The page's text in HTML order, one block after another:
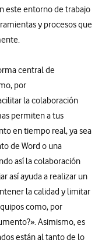
este entorno de trabajo
y procesos que
central de
por
la colaboración
permiten a tus
en tiempo real, ya sea
de Word o una
así la colaboración
así ayuda a realizar un
la calidad y limitar
como, por
Asimismo, es
están al tanto de lo